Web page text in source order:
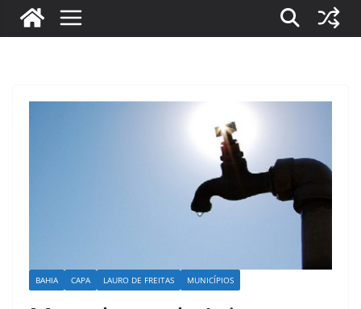
BAHIA CAPA LAURO DE FREITAS MUNICÍPIOS